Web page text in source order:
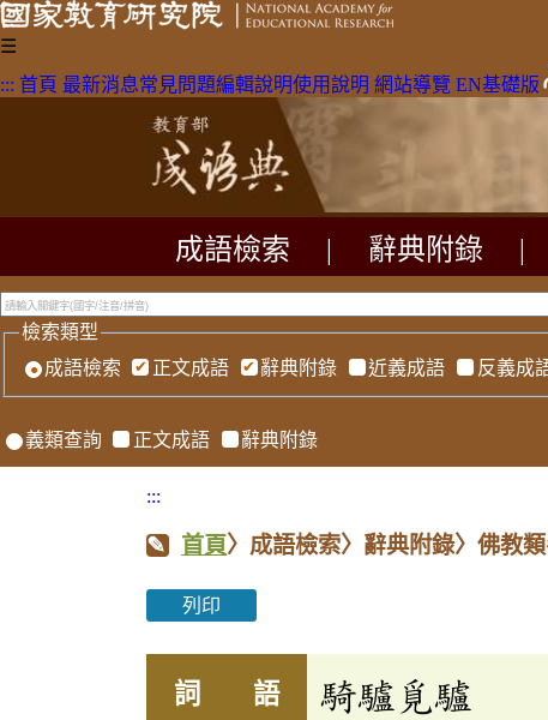
☰
::: 首頁 最新消息常見問題編輯說明使用說明 網站導覽 EN基礎版
成語檢索 辭典附錄
檢索類型
成語檢索
正文成語 辭典附錄 近義成語 反義成
義類查詢 正文成語 辭典附錄
:::
首頁〉成語檢索〉辭典附錄〉佛教類
列印
詞 語 騎驢覓驢